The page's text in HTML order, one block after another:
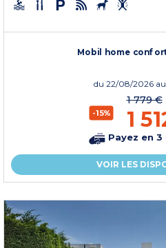
Mobil home
du 22/08/2026
-15%
1 779 €
1
Payez en 3
VOIR LES